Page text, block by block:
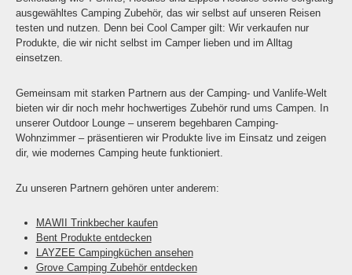
ausgewähltes Camping Zubehör, das wir selbst auf unseren Reisen
testen und nutzen. Denn bei Cool Camper gilt: Wir verkaufen nur
Produkte, die wir nicht selbst im Camper lieben und im Alltag
einsetzen.
Gemeinsam mit starken Partnern aus der Camping- und Vanlife-Welt
bieten wir dir noch mehr hochwertiges Zubehör rund ums Campen. In
unserer Outdoor Lounge – unserem begehbaren Camping-
Wohnzimmer – präsentieren wir Produkte live im Einsatz und zeigen
dir, wie modernes Camping heute funktioniert.
Zu unseren Partnern gehören unter anderem:
MAWII Trinkbecher kaufen
Bent Produkte entdecken
LAYZEE Campingküchen ansehen
Grove Camping Zubehör entdecken